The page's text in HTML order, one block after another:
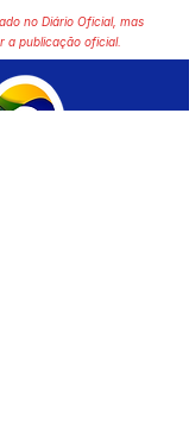
no Diário Oficial, mas
a publicação oficial.